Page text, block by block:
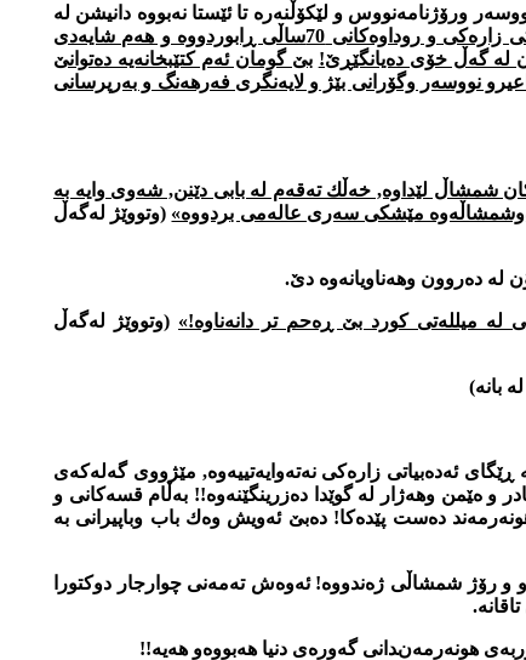
ورۆژنامه‌نووس و لێكۆڵنه‌ره‌ تا ئێستا نه‌بووه‌ دانیشن له‌
كتێبخانه‌یه‌كی زیندووی موسیقا, فۆلكلۆر و ئه‌ده‌بیاتی زاره‌كی و روداوه‌كانی 70ساڵی ڕابوردووه‌ و هه‌م شایه‌دی
له‌ گه‌ڵ خۆی ده‌یانگێڕێ! بێ گومان ئه‌م كتێبخانه‌یه‌ ده‌توانێ
نووسه‌ر وگۆرانی بێژ و لایه‌نگری فه‌رهه‌نگ و به‌رپرسانی
شمشاڵ لێداوه‌, خه‌ڵك ته‌قه‌م له‌ بابی دێنن, شه‌وی وایه به‌
مێشكی سه‌ری عاله‌می بردووه‌» (وتووێژ له‌گه‌ڵ
له ده‌روون وهه‌ناویانه‌وه‌ دێ.
له‌ میلله‌تی كورد بێ ڕه‌حم تر دانه‌ناوه‌!» (وتووێژ له‌گه‌ڵ
بانه‌)
ئه‌ده‌بیاتی زاره‌كی نه‌ته‌وایه‌تییه‌وه‌, مێژووی گه‌له‌كه‌ی
هێمن وهه‌ژار له‌ گوێدا ده‌زرینگێنه‌وه‌!! به‌ڵام قسه‌كانی و
ده‌ست پێده‌كا! ده‌بێ ئه‌ویش وه‌ك باب وباپیرانی به‌
نیه‌, زانستگاش نه‌چووه‌ و ده‌وره‌ی دوكتورای له‌ هێچ زانستگاێكی ناونه‌ته‌وه‌ی نه‌دیوه‌. به‌ڵام زیاتر له‌ 77ساڵ شه‌و و رۆژ شمشاڵی ژه‌ندووه‌! ئه‌وه‌ش ته‌مه‌نی چوارجار دوكتورا